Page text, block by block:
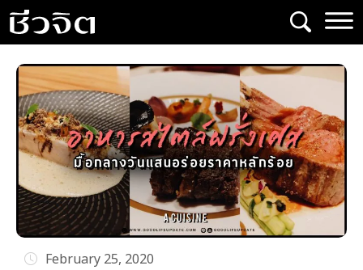
Skip
to
content
February 25, 2020